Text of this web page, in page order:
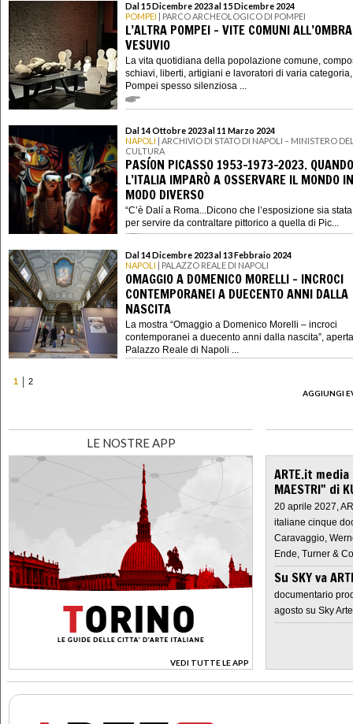
Dal 15 Dicembre 2023 al 15 Dicembre 2024
POMPEI | PARCO ARCHEOLOGICO DI POMPEI
L’ALTRA POMPEI – VITE COMUNI
VESUVIO
La vita quotidiana della popolazione comune,
schiavi, liberti, artigiani e lavoratori di varia
Pompei spesso silenziosa ...
Dal 14 Ottobre 2023 al 11 Marzo 2024
NAPOLI | ARCHIVIO DI STATO DI NAPOLI – MINISTERO
CULTURA
PASÍON PICASSO 1953-1973-2023. QUANDO
L’ITALIA IMPARÒ A OSSERVARE IL MONDO IN
MODO DIVERSO
“C’è Dalí a Roma...Dicono che l’esposizione sia
per servire da contraltare pittorico a quella di Pic...
Dal 14 Dicembre 2023 al 13 Febbraio 2024
NAPOLI | PALAZZO REALE DI NAPOLI
OMAGGIO A DOMENICO MORELLI – INCROCI
CONTEMPORANEI A DUECENTO ANNI DALLA
NASCITA
La mostra “Omaggio a Domenico Morelli – incroci
contemporanei a duecento anni dalla nascita”,
Palazzo Reale di Napoli ...
1
2
AGGIUNGI
LE NOSTRE APP
VEDI TUTTE LE APP
>
ARTE.it
MAESTRI" di
20 aprile 2027,
italiane cinque
Caravaggio,
Ende, Turner &
Su SKY va
documentario
agosto su Sky Arte